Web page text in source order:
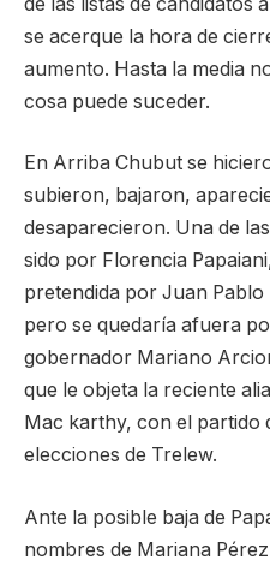
se acerque la hora de
aumento. Hasta la media
cosa puede suceder.
En Arriba Chubut se
subieron, bajaron,
desaparecieron. Una de
sido por Florencia
pretendida por Juan Pablo
pero se quedaría afuera
gobernador Mariano
que le objeta la reciente
Mac karthy, con el partido
elecciones de Trelew.
Ante la posible baja de
nombres de Mariana